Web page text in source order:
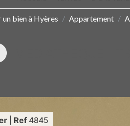
bien à Hyères Appartement
Ref 4845